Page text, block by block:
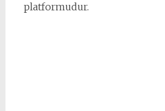
platformudur.